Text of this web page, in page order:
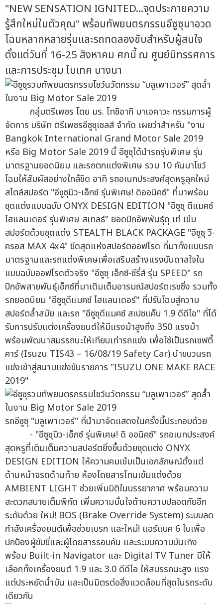
"NEW SENSATION IGNITED...จุดประกายความ
รู้สึกใหม่ในตัวคุณ" พร้อมทัพยนตรกรรมอีซูซุมาอวด
โฉมหลากหลายรุ่นและรถทดลองขับสำหรับผู้สนใจ
ตั้งแต่วันที่ 16-25 สิงหาคม ศกนี้ ณ ศูนย์นิทรรศการ
และการประชุม ไบเทค บางนา
กลุ่มตรีเพชร โดย มร. โทชิอากิ มาเอคาวะ กรรมการผู้
จัดการ บริษัท ตรีเพชรอีซูซุเซลส์ จำกัด เผยว่าสำหรับ "งาน
Bangkok International Grand Motor Sale 2019
หรือ Big Motor Sale 2019 นี้ อีซูซุได้นำรถรุ่นพิเศษ รุ่น
มาตรฐานยอดนิยม และรถตกแต่งพิเศษ รวม 10 คันมาโชว์
โฉมให้สัมผัสอย่างใกล้ชิด อาทิ รถอเนกประสงค์สุดหรูลุคใหม่
สไตล์สปอร์ต "อีซูซุมิว-เอ็กซ์ รุ่นพิเศษ! ดิออนิคซ์" ที่มาพร้อม
ชุดแต่งแบบฉบับ ONYX DESIGN EDITION "อีซูซุ ดีแมคซ์
ไฮแลนเดอร์ รุ่นพิเศษ สเทลธ์" ยอดปิกอัพพันธุ์ดุ เท่ เข้ม
สปอร์ตด้วยชุดแต่ง STEALTH BLACK PACKAGE "อีซูซุ วี-
ครอส MAX 4x4" ขีดสุดแห่งสปอร์ตออฟโรด ที่มาทั้งแบบรถ
มาตรฐานและรถแต่งพิเศษเพื่อเสริมสร้างแรงบันดาลใจใน
แบบฉบับออฟโรดตัวจริง "อีซูซุ เอ็กซ์-ซีรี่ส์ รุ่น SPEED" รถ
ปิกอัพสายพันธุ์เอ็กซ์ที่มาเติมเต็มอารมณ์สปอร์ตเรซซิ่ง รวมทั้ง
รถยอดนิยม "อีซูซุดีแมคซ์ ไฮแลนเดอร์" ที่ปรับโฉมสู่ความ
สปอร์ตล้ำสมัย และรถ "อีซูซุดีแมคซ์ สเปซแค็บ 1.9 ดีดีไอ" ที่ได้
รับการปรับแต่งเครื่องยนต์ให้มีแรงม้าสูงถึง 350 แรงม้า
พร้อมพัฒนาสมรรถนะให้เทียบเท่ารถแข่ง เพื่อใช้เป็นรถเซฟตี้
คาร์ (Isuzu TIS43 – 16/08/19 Safety Car) นำขบวนรถ
แข่งเข้าสู่สนามแข่งขันรายการ "ISUZU ONE MAKE RACE
2019"
รถอีซูซุ "บลูเพาเวอร์" ที่นำมาจัดแสดงในครั้งนี้ประกอบด้วย
- "อีซูซุมิว-เอ็กซ์ รุ่นพิเศษ! ดิ ออนิคซ์" รถอเนกประสงค์
สุดหรูที่เติมเต็มความสปอร์ตยิ่งขึ้นด้วยชุดแต่ง ONYX
DESIGN EDITION ให้ความคมเข้มเป็นเอกลักษณ์ตั้งแต่
ด้านหน้าจรดด้านท้าย ห้องโดยสารโทนเข้มแต่งด้วย
AMBIENT LIGHT ช่วยเพิ่มมิติในบรรยากาศ พร้อมความ
สะดวกสบายเต็มพิกัด เพิ่มความมั่นใจด้านความปลอดภัยอีก
ระดับด้วย ใหม่! BOS (Brake Override System) ระบบลด
กำลังเครื่องยนต์เพื่อช่วยเบรก และใหม่! แอร์แบค 6 ใบเพื่อ
ปกป้องผู้ขับขี่และผู้โดยสารรอบคัน และระบบความบันเทิง
พร้อม Built-in Navigator และ Digital TV Tuner มีให้
เลือกทั้งเครื่องยนต์ 1.9 และ 3.0 ดีดีไอ ให้สมรรถนะสูง แรง
แต่ประหยัดน้ำมัน และเป็นมิตรต่อสิ่งแวดล้อมที่สุดในรถระดับ
เดียวกัน